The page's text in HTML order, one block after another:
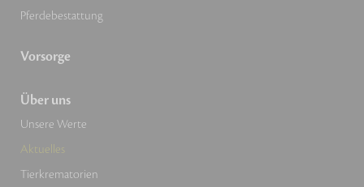
Pferdebestattung
Vorsorge
Über uns
Unsere Werte
Aktuelles
Tierkrematorien